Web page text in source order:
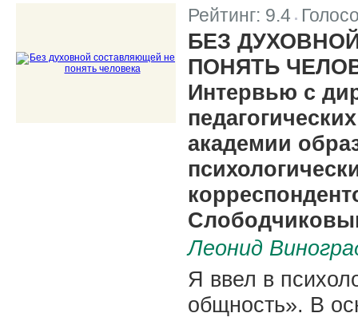
Рейтинг: 9.4 |
БЕЗ
ПОНЯТЬ
Интервью с
академии
Леонид
Я ввел в
общность». В